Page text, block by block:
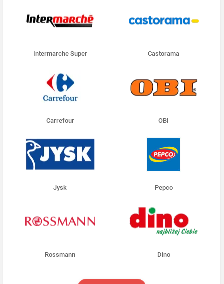
Intermarche Super Castorama
Carrefour OBI
Jysk Pepco
Rossmann Dino